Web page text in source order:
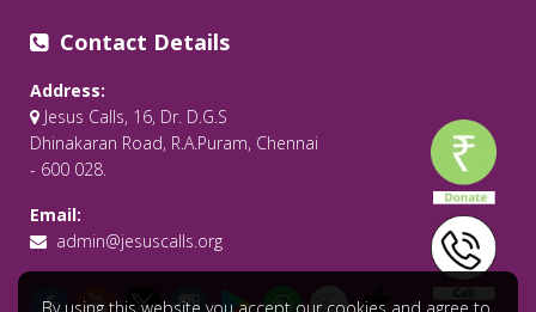
Contact Details
Address:
Jesus Calls, 16, Dr. D.G.S
Dhinakaran Road, R.A.Puram, Chennai
- 600 028.
Email:
admin@jesuscalls.org